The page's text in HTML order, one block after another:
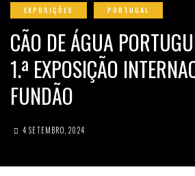
EXPOSIÇÕES PORTUGAL
CÃO DE ÁGUA
1.ª EXPOSIÇÃO
FUNDÃO
4 SETEMBRO, 2024